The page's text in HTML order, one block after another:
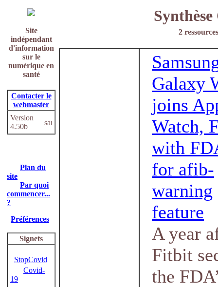
Site
indépendant
d'information
sur le
numérique en
santé
Contacter le
webmaster
Version
4.50b
Plan du
site
Par quoi
commencer...
?
Préférences
Signets
StopCovid
Covid-
19
2
Galaxy
joins
Watch,
with
for afib-
warning
feature
A year
Fitbit
the